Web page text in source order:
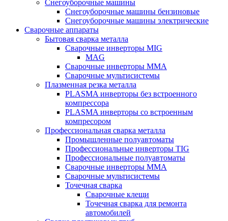
Снегоуборочные машины
Снегоуборочные машины бензиновые
Снегоуборочные машины электрические
Сварочные аппараты
Бытовая сварка металла
Сварочные инверторы MIG
MAG
Сварочные инверторы ММА
Сварочные мультисистемы
Плазменная резка металла
PLASMA инверторы без встроенного
компрессора
PLASMA инверторы со встроенным
компресором
Профессиональная сварка металла
Промышленные полуавтоматы
Профессиональные инверторы TIG
Профессиональные полуавтоматы
Сварочные инверторы ММА
Сварочные мультисистемы
Точечная сварка
Сварочные клещи
Точечная сварка для ремонта
автомобилей